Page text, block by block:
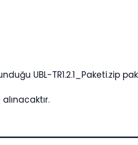
UBL-TR1.2.1_Paketi.zip